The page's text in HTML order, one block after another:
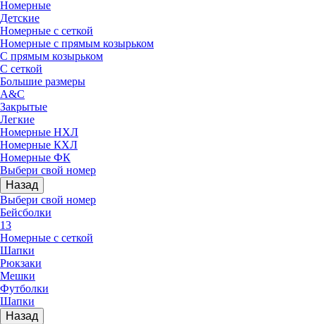
Номерные
Детские
Номерные с сеткой
Номерные с прямым козырьком
С прямым козырьком
С сеткой
Большие размеры
A&C
Закрытые
Легкие
Номерные НХЛ
Номерные КХЛ
Номерные ФК
Выбери свой номер
Назад
Выбери свой номер
Бейсболки
13
Номерные с сеткой
Шапки
Рюкзаки
Мешки
Футболки
Шапки
Назад